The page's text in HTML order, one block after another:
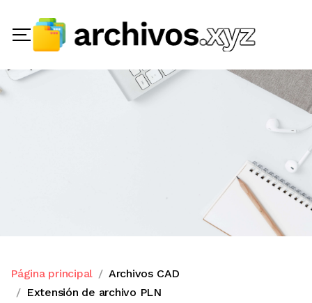
Página principal
Archivos CAD
Extensión de archivo PLN